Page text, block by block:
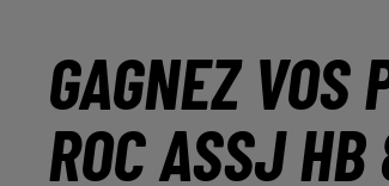
GAGNEZ VOS
ROC ASSJ